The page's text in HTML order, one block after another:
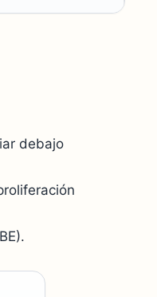
debajo